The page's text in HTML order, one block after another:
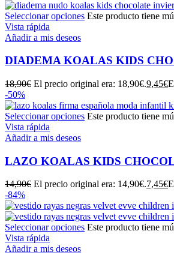
Seleccionar opciones Este producto tiene
Vista rápida
Añadir a mis deseos
DIADEMA KOALAS KIDS
18,90€ El precio original era: 18,90€.9,45€
-50%
Seleccionar opciones Este producto tiene
Vista rápida
Añadir a mis deseos
LAZO KOALAS KIDS
14,90€ El precio original era: 14,90€.7,45€
-84%
Seleccionar opciones Este producto tiene
Vista rápida
Añadir a mis deseos